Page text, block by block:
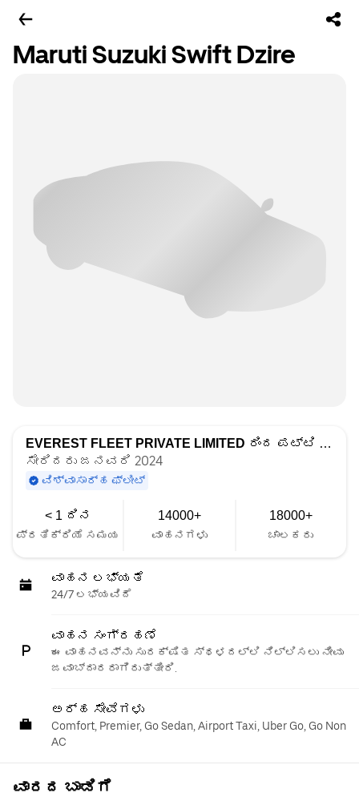
Maruti Suzuki Swift Dzire
EVEREST FLEET PRIVATE LIMITED ರಿಂದ ಪಟ್ಟಿ ಮಾಡಲಾಗಿದೆ
ಸೇರಿದರು ಜನವರಿ 2024
ವಿಶ್ವಾಸಾರ್ಹ ಫ್ಲೀಟ್
< 1 ದಿನ
ಪ್ರತಿಕ್ರಿಯೆ ಸಮಯ
14000+
ವಾಹನಗಳು
18000+
ಚಾಲಕರು
ವಾಹನ ಲಭ್ಯತೆ
24/7 ಲಭ್ಯವಿದೆ
ವಾಹನ ಸಂಗ್ರಹಣೆ
ಈ ವಾಹನವನ್ನು ಸುರಕ್ಷಿತ ಸ್ಥಳದಲ್ಲಿ ನಿಲ್ಲಿಸಲು ನೀವು
ಜವಾಬ್ದಾರರಾಗಿರುತ್ತೀರಿ.
ಅರ್ಹ ಸೇವೆಗಳು
Comfort, Premier, Go Sedan, Airport Taxi, Uber Go, Go Non
AC
ವಾರದ ಬಾಡಿಗೆ